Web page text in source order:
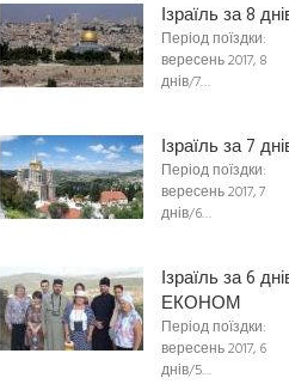
Ізраїль за 8
Період поїздки:
вересень 2017, 8
днів/7…
Ізраїль за 7
Період поїздки:
вересень 2017, 7
днів/6…
Ізраїль за 6
ЕКОНОМ
Період поїздки:
вересень 2017, 6
днів/5…